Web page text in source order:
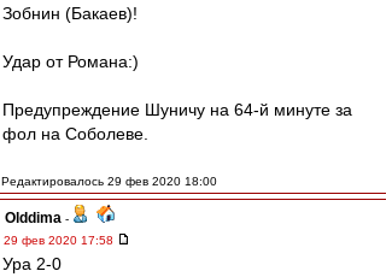
Зобнин (Бакаев)!
Удар от Романа:)
Предупреждение Шуничу на 64-й минуте за
фол на Соболеве.
Редактировалось 29 фев 2020 18:00
Olddima -
29 фев 2020 17:58
Ура 2-0